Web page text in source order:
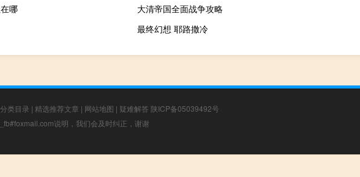
哪
大清帝国全面战争攻略
最终幻想 耶路撒冷
类目录 | 精选推荐文章 | 网站地图 | 疑难解答 陕ICP备05039492号
说明，我们会及时纠正，谢谢